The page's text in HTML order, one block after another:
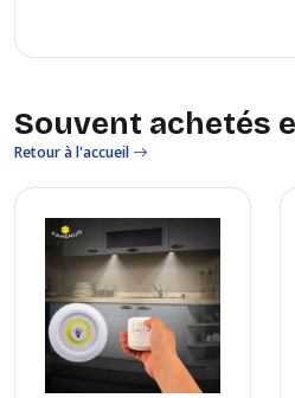
Souvent achetés
Retour à l'accueil